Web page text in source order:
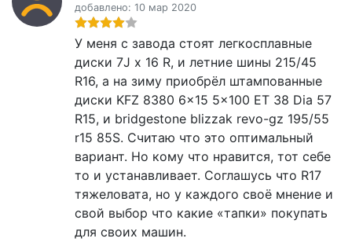
добавлено: 10 мар 2020
У меня с завода стоят легкосплавные
диски 7J x 16 R, и летние шины 215/45
R16, а на зиму приобрёл штампованные
диски KFZ 8380 6x15 5x100 ET 38 Dia 57
R15, и bridgestone blizzak revo-gz 195/55
r15 85S. Считаю что это оптимальный
вариант. Но кому что нравится, тот себе
то и устанавливает. Соглашусь что R17
тяжеловата, но у каждого своё мнение и
свой выбор что какие «тапки» покупать
для своих машин.